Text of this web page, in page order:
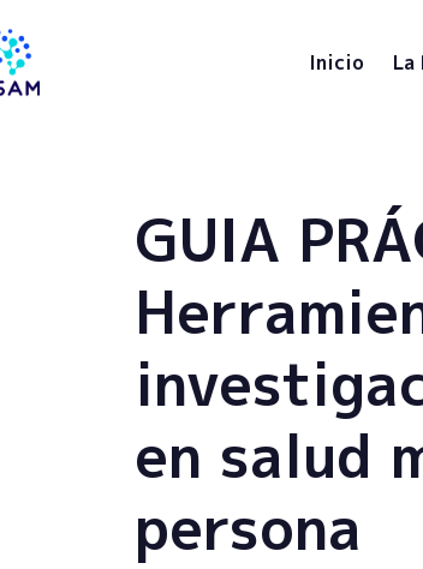
Inicio La
GUIA
en salud
persona